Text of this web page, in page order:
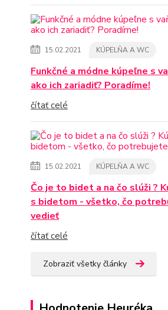
15.02.2021 KÚPELŇA A WC
Funkčné a módne kúpeľne s
ako ich zariadiť? Poradíme!
čítať celé
15.02.2021 KÚPELŇA A WC
Čo je to bidet a na čo slúži ?
s bidetom - všetko, čo
vedieť
čítať celé
Zobraziť všetky články